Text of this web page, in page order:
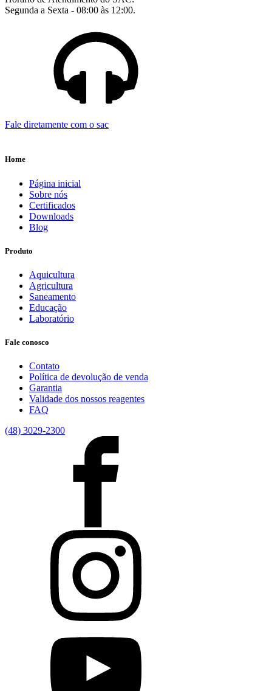
Segunda a Sexta - 08:00 às 12:00.
Fale diretamente com o sac
Home
Página inicial
Sobre nós
Certificados
Downloads
Blog
Produto
Aquicultura
Agricultura
Saneamento
Educação
Laboratório
Fale conosco
Contato
Política de devolução de venda
Garantia
Validade dos nossos reagentes
FAQ
(48) 3029-2300